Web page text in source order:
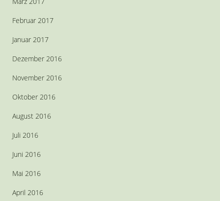
Februar 2017
Januar 2017
Dezember 2016
November 2016
Oktober 2016
August 2016
Juli 2016
Juni 2016
Mai 2016
April 2016